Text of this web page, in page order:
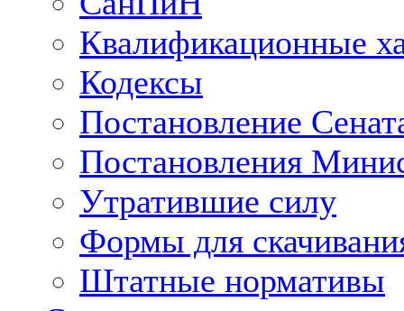
Квалификационные
Кодексы
Постановление
Постановления
Утратившие силу
Формы для
Штатные нормативы